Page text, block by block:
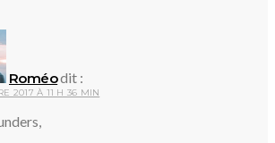
Roméodit :
2017 À 11 H 36 MIN